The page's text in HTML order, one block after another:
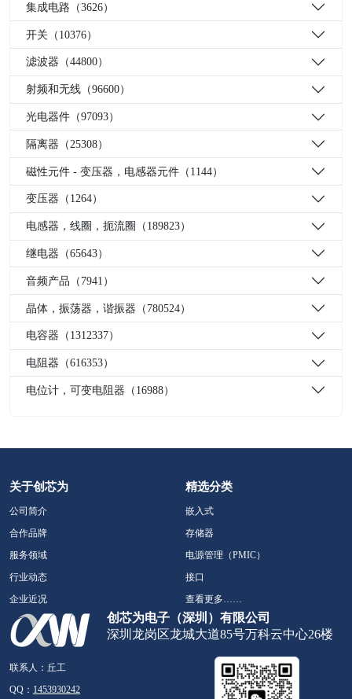
集成电路（3626）
开关（10376）
滤波器（44800）
射频和无线（96600）
光电器件（97093）
隔离器（25308）
磁性元件 - 变压器，电感器元件（1144）
变压器（1264）
电感器，线圈，扼流圈（189823）
继电器（65643）
音频产品（7941）
晶体，振荡器，谐振器（780524）
电容器（1312337）
电阻器（616353）
电位计，可变电阻器（16988）
关于创芯为
公司简介
合作品牌
服务领域
行业动态
企业近况
精选分类
嵌入式
存储器
电源管理（PMIC）
接口
查看更多……
创芯为电子（深圳）有限公司
深圳龙岗区龙城大道85号万科云中心26楼
联系人：丘工
QQ： 1453930242